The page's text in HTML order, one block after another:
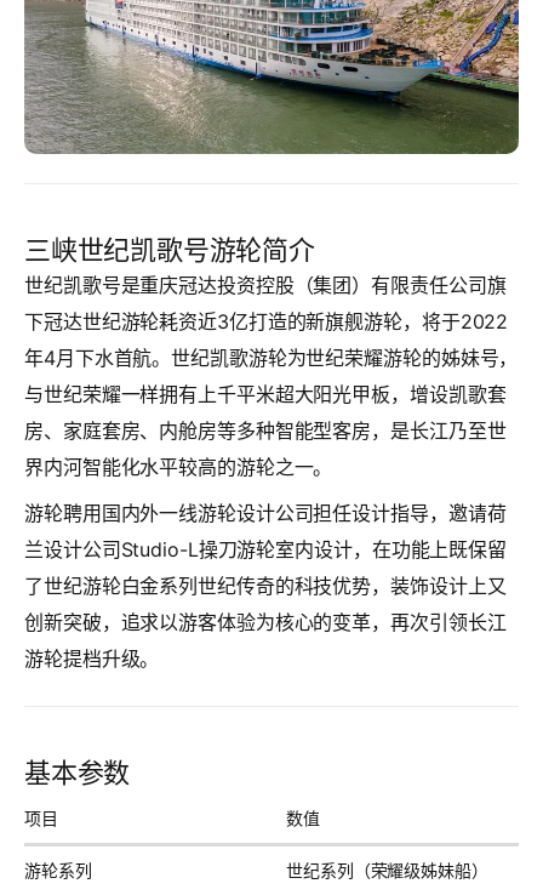
三峡世纪凯歌号游轮简介
世纪凯歌号是重庆冠达投资控股（集团）有限责任公司旗
下冠达世纪游轮耗资近3亿打造的新旗舰游轮，将于2022
年4月下水首航。世纪凯歌游轮为世纪荣耀游轮的姊妹号，
与世纪荣耀一样拥有上千平米超大阳光甲板，增设凯歌套
房、家庭套房、内舱房等多种智能型客房，是长江乃至世
界内河智能化水平较高的游轮之一。
游轮聘用国内外一线游轮设计公司担任设计指导，邀请荷
兰设计公司Studio-L操刀游轮室内设计，在功能上既保留
了世纪游轮白金系列世纪传奇的科技优势，装饰设计上又
创新突破，追求以游客体验为核心的变革，再次引领长江
游轮提档升级。
基本参数
项目 数值
游轮系列 世纪系列（荣耀级姊妹船）